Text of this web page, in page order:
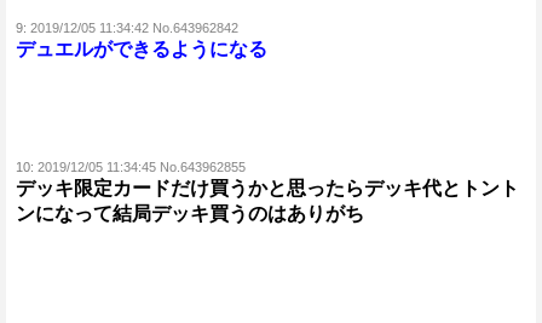
9: 2019/12/05 11:34:42 No.643962842
デュエルができるようになる
10: 2019/12/05 11:34:45 No.643962855
デッキ限定カードだけ買うかと思ったらデッキ代とトント
ンになって結局デッキ買うのはありがち